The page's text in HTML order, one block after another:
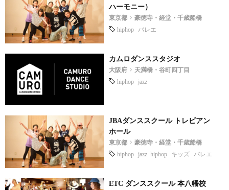
ハーモニー）
東京都 豪徳寺・経堂・千歳船橋
hiphop バレエ
カムロダンススタジオ
大阪府 天満橋・谷町四丁目
hiphop jazz
JBAダンススクール トレビアン
ホール
東京都 豪徳寺・経堂・千歳船橋
hiphop jazz hiphop キッズ バレエ
ETC ダンススクール 本八幡校